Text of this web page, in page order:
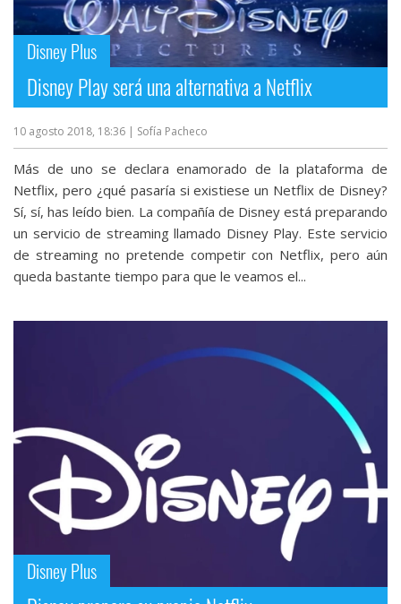
Disney Plus
Disney Play será una alternativa a Netflix
10 agosto 2018, 18:36 | Sofía Pacheco
Más de uno se declara enamorado de la plataforma de
Netflix, pero ¿qué pasaría si existiese un Netflix de Disney?
Sí, sí, has leído bien. La compañía de Disney está preparando
un servicio de streaming llamado Disney Play. Este servicio
de streaming no pretende competir con Netflix, pero aún
queda bastante tiempo para que le veamos el...
Disney Plus